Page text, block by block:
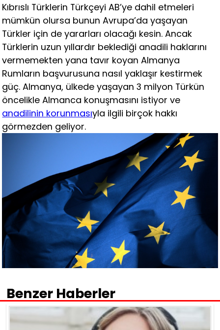
Kıbrıslı Türklerin Türkçeyi AB’ye dahil etmeleri
mümkün olursa bunun Avrupa’da yaşayan
Türkler için de yararları olacağı kesin. Ancak
Türklerin uzun yıllardır beklediği anadili haklarını
vermemekten yana tavır koyan Almanya
Rumların başvurusuna nasıl yaklaşır kestirmek
güç. Almanya, ülkede yaşayan 3 milyon Türkün
öncelikle Almanca konuşmasını istiyor ve
anadilinin korunmasıyla ilgili birçok hakkı
görmezden geliyor.
Benzer Haberler